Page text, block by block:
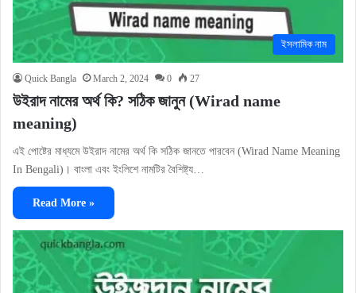
ইসলামিক নাম
Quick Bangla March 2, 2024 0 27
উইরাদ নামের অর্থ কি? সঠিক জানুন (Wirad name
meaning)
এই পোষ্টের মাধ্যমে উইরাদ নামের অর্থ কি সঠিক জানতে পারবেন (Wirad Name Meaning
In Bengali)। বাংলা এবং ইংলিশে নামটির বৈশিষ্ট্য…
Read More »